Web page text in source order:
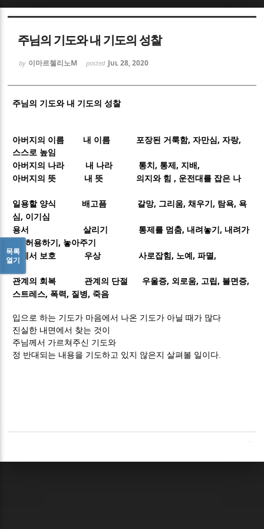
주님의 기도와 내 기도의 성찰
by 이마르첼리노M posted Jul 28, 2020
주님의 기도와 내 기도의 성찰
아버지의 이름 내 이름 포장된 거룩함,자만심,자랑,
스스로 높임
아버지의 나라
내 나라 통치 , 통제 , 지배 ,
아버지의 뜻 내 뜻 의지와 힘 , 운전대를 잡은 나
일용할 양식 배고픔 갈망, 그리움,채우기 , 탐욕, 욕
심, 이기심
용서
살리기 통제를 멈춤, 내려놓기 , 내려가
,허용하기 , 놓아주기
악에서 보호
우상 사로잡힘, 노예 ,파멸 ,
관계의 회복 관계의 단절 우울증, 외로움, 고립, 불면증,
스트레스, 폭력, 질병, 죽음
입으로 하는 기도가 마음에서 나온 기도가 아닐 때가 많다
진실한 내면에서 찾는 것이
주님께서 가르쳐주신 기도와
정 반대되는 내용을 기도하고 있지 않은지살펴볼 일이다.
목록
열기
Sketchbook5, 스케치북5
Sketchbook5, 스케치북5
Sketchbook5, 스케치북5
Sketchbook5, 스케치북5